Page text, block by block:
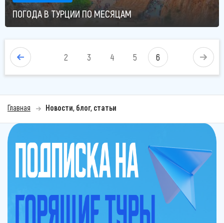
ПОГОДА В ТУРЦИИ ПО МЕСЯЦАМ
2 3 4 5 6
Главная Новости, блог, статьи